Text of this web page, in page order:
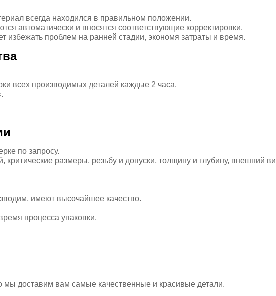
всегда находился в правильном положении.
автоматически и вносятся соответствующие корректировки.
избежать проблем на ранней стадии, экономя затраты и время.
всех производимых деталей каждые 2 часа.
по запросу.
критические размеры, резьбу и допуски, толщину и глубину, внешний
имеют высочайшее качество.
процесса упаковки.
мы доставим вам самые качественные и красивые детали.